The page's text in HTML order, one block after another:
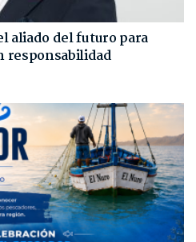
aliado del futuro para
responsabilidad